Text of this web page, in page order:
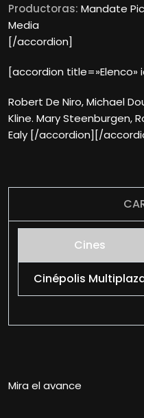
Productoras: Mandate
Media
[/accordion]
[accordion title=»Elenco»
Robert De Niro, Michael
Kline. Mary Steenburgen,
Ealy [/accordion][/
Cines
Cinépolis
Mira el avance